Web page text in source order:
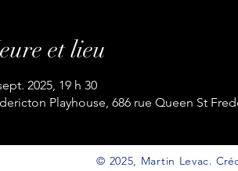
et lieu
2025, 19 h 30
Playhouse, 686 rue Queen St
© 2025, Martin Levac.